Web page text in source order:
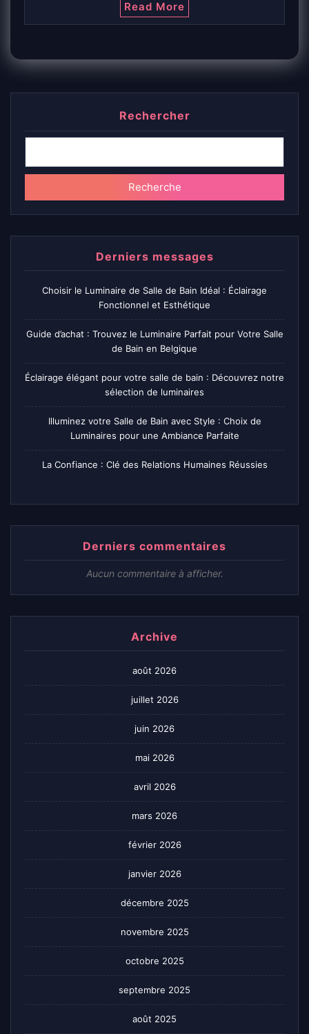
Read More
Rechercher
Recherche
Derniers messages
Choisir le Luminaire de Salle de Bain Idéal : Éclairage
Fonctionnel et Esthétique
Guide d’achat : Trouvez le Luminaire Parfait pour Votre Salle
de Bain en Belgique
Éclairage élégant pour votre salle de bain : Découvrez notre
sélection de luminaires
Illuminez votre Salle de Bain avec Style : Choix de
Luminaires pour une Ambiance Parfaite
La Confiance : Clé des Relations Humaines Réussies
Derniers commentaires
Aucun commentaire à afficher.
Archive
août 2026
juillet 2026
juin 2026
mai 2026
avril 2026
mars 2026
février 2026
janvier 2026
décembre 2025
novembre 2025
octobre 2025
septembre 2025
août 2025